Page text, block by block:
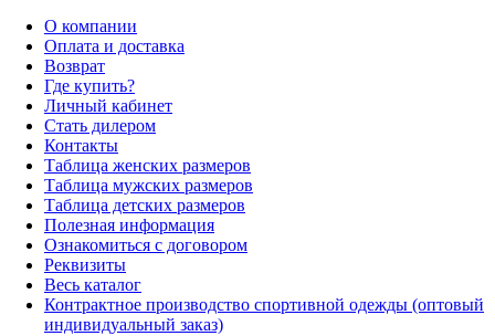
О компании
Оплата и доставка
Возврат
Где купить?
Личный кабинет
Стать дилером
Контакты
Таблица женских размеров
Таблица мужских размеров
Таблица детских размеров
Полезная информация
Ознакомиться с договором
Реквизиты
Весь каталог
Контрактное производство спортивной одежды (оптовый
индивидуальный заказ)